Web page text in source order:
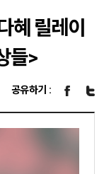
혜 릴레이
들>
공유하기 :